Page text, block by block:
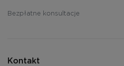
Bezpłatne konsultacje
Kontakt